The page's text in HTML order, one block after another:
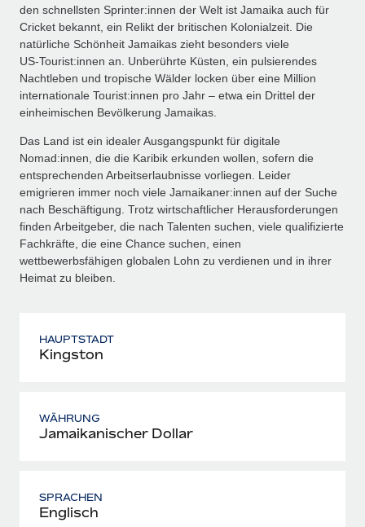
den schnellsten Sprinter:innen der Welt ist Jamaika auch für
Cricket bekannt, ein Relikt der britischen Kolonialzeit. Die
natürliche Schönheit Jamaikas zieht besonders viele
US‑Tourist:innen an. Unberührte Küsten, ein pulsierendes
Nachtleben und tropische Wälder locken über eine Million
internationale Tourist:innen pro Jahr – etwa ein Drittel der
einheimischen Bevölkerung Jamaikas.
Das Land ist ein idealer Ausgangspunkt für digitale
Nomad:innen, die die Karibik erkunden wollen, sofern die
entsprechenden Arbeitserlaubnisse vorliegen. Leider
emigrieren immer noch viele Jamaikaner:innen auf der Suche
nach Beschäftigung. Trotz wirtschaftlicher Herausforderungen
finden Arbeitgeber, die nach Talenten suchen, viele qualifizierte
Fachkräfte, die eine Chance suchen, einen
wettbewerbsfähigen globalen Lohn zu verdienen und in ihrer
Heimat zu bleiben.
HAUPTSTADT
Kingston
WÄHRUNG
Jamaikanischer Dollar
SPRACHEN
Englisch